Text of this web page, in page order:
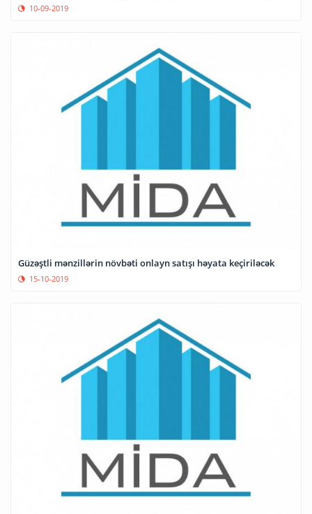
10-09-2019
Güzəştli mənzillərin növbəti onlayn satışı həyata keçiriləcək
15-10-2019